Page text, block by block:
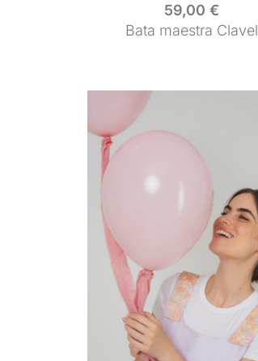
59,00€
Bata maestra Clavel